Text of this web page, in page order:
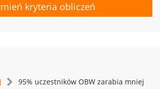
kryteria obliczeń
95% uczestników OBW zarabia mniej